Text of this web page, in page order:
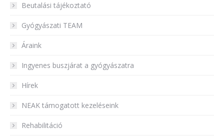
Beutalási tájékoztató
Gyógyászati TEAM
Áraink
Ingyenes buszjárat a gyógyászatra
Hírek
NEAK támogatott kezeléseink
Rehabilitáció